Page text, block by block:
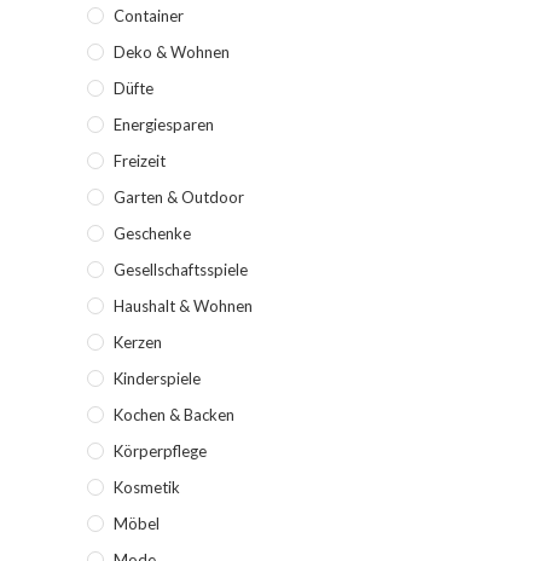
Container
Deko & Wohnen
Düfte
Energiesparen
Freizeit
Garten & Outdoor
Geschenke
Gesellschaftsspiele
Haushalt & Wohnen
Kerzen
Kinderspiele
Kochen & Backen
Körperpflege
Kosmetik
Möbel